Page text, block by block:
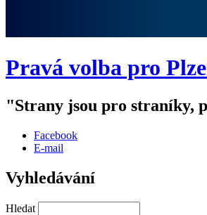
Pravá volba pro
"Strany jsou pro straníky,
Facebook
E-mail
Vyhledávání
Hledat